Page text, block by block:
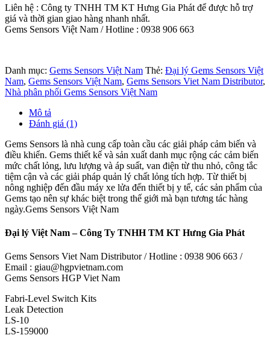
Liên hệ : Công ty TNHH TM KT Hưng Gia Phát để được hỗ trợ
giá và thời gian giao hàng nhanh nhất.
Gems Sensors Việt Nam / Hotline : 0938 906 663
Danh mục: Gems Sensors Việt Nam Thẻ: Đại lý Gems Sensors Việt
Nam, Gems Sensors Việt Nam, Gems Sensors Viet Nam Distributor,
Nhà phân phối Gems Sensors Việt Nam
Mô tả
Đánh giá (1)
Gems Sensors là nhà cung cấp toàn cầu các giải pháp cảm biến và
điều khiển. Gems thiết kế và sản xuất danh mục rộng các cảm biến
mức chất lỏng, lưu lượng và áp suất, van điện từ thu nhỏ, công tắc
tiệm cận và các giải pháp quản lý chất lỏng tích hợp. Từ thiết bị
nông nghiệp đến đầu máy xe lửa đến thiết bị y tế, các sản phẩm của
Gems tạo nên sự khác biệt trong thế giới mà bạn tương tác hàng
ngày.Gems Sensors Việt Nam
Đại lý Việt Nam – Công Ty TNHH TM KT Hưng Gia Phát
Gems Sensors Viet Nam Distributor / Hotline : 0938 906 663 /
Email : giau@hgpvietnam.com
Gems Sensors HGP Viet Nam
Fabri-Level Switch Kits
Leak Detection
LS-10
LS-159000